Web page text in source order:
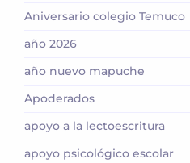
Aniversario colegio Temuco
año 2026
año nuevo mapuche
Apoderados
apoyo a la lectoescritura
apoyo psicológico escolar